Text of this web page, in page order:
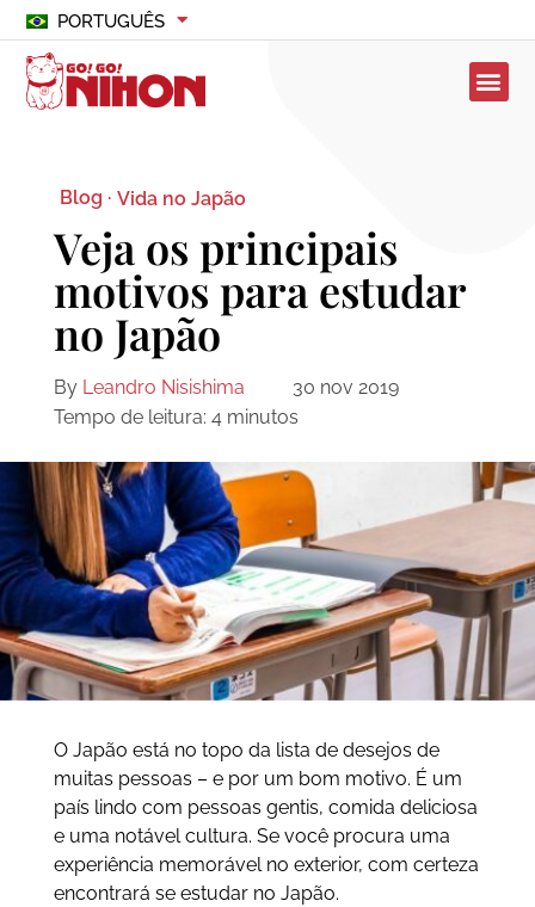
PORTUGUÊS
Blog · Vida no Japão
Veja os principais
motivos para estudar
no Japão
By Leandro Nisishima
30 nov 2019
Tempo de leitura: 4 minutos
O Japão está no topo da lista de desejos de
muitas pessoas – e por um bom motivo. É um
país lindo com pessoas gentis, comida deliciosa
e uma notável cultura. Se você procura uma
experiência memorável no exterior, com certeza
encontrará se estudar no Japão.